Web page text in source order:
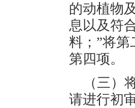
的动植物
息以及符
料；”将
第四项。
（三）
请进行初